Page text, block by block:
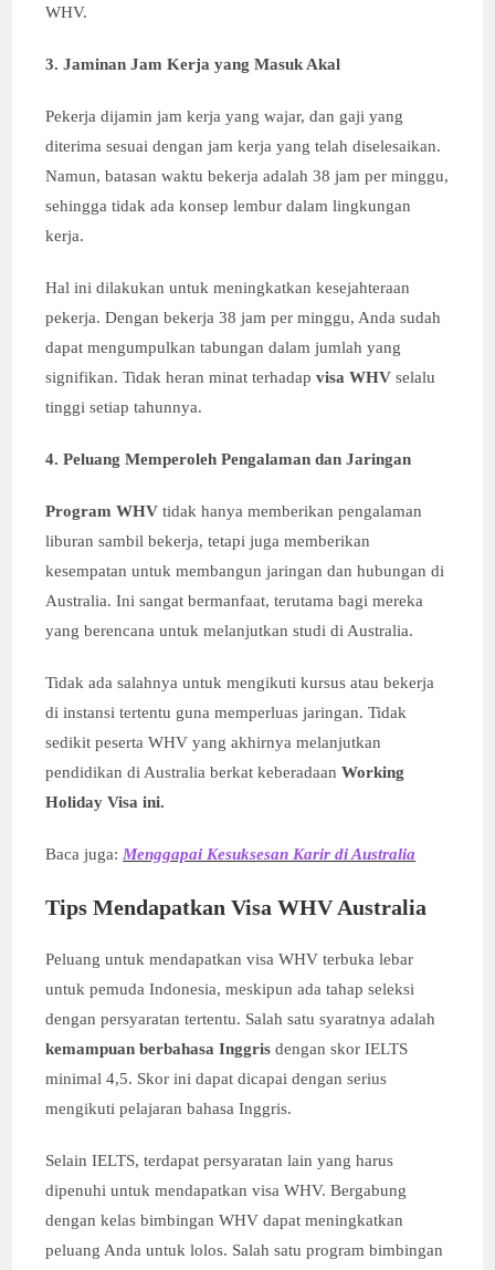
WHV.
3. Jaminan Jam Kerja yang Masuk Akal
Pekerja dijamin jam kerja yang wajar, dan gaji yang
diterima sesuai dengan jam kerja yang telah diselesaikan.
Namun, batasan waktu bekerja adalah 38 jam per minggu,
sehingga tidak ada konsep lembur dalam lingkungan
kerja.
Hal ini dilakukan untuk meningkatkan kesejahteraan
pekerja. Dengan bekerja 38 jam per minggu, Anda sudah
dapat mengumpulkan tabungan dalam jumlah yang
signifikan. Tidak heran minat terhadapvisa WHV selalu
tinggi setiap tahunnya.
4. Peluang Memperoleh Pengalaman dan Jaringan
Program WHV tidak hanya memberikan pengalaman
liburan sambil bekerja, tetapi juga memberikan
kesempatan untuk membangun jaringan dan hubungan di
Australia. Ini sangat bermanfaat, terutama bagi mereka
yang berencana untuk melanjutkan studi di Australia.
Tidak ada salahnya untuk mengikuti kursus atau bekerja
di instansi tertentu guna memperluas jaringan. Tidak
sedikit peserta WHV yang akhirnya melanjutkan
pendidikan di Australia berkat keberadaanWorking
Holiday Visa ini.
Baca juga:Menggapai Kesuksesan Karir di Australia
Tips Mendapatkan Visa WHV Australia
Peluang untuk mendapatkan visa WHV terbuka lebar
untuk pemuda Indonesia, meskipun ada tahap seleksi
dengan persyaratan tertentu. Salah satu syaratnya adalah
kemampuan berbahasa Inggris dengan skor IELTS
minimal 4,5. Skor ini dapat dicapai dengan serius
mengikuti pelajaran bahasa Inggris.
Selain IELTS, terdapat persyaratan lain yang harus
dipenuhi untuk mendapatkan visa WHV. Bergabung
dengan kelas bimbingan WHV dapat meningkatkan
peluang Anda untuk lolos. Salah satu program bimbingan